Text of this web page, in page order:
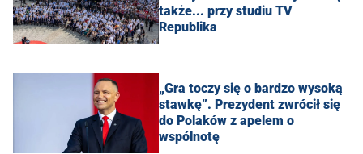
także... przy studiu TV
Republika
„Gra toczy się o bardzo wysoką
stawkę”. Prezydent zwrócił się
do Polaków z apelem o
wspólnotę